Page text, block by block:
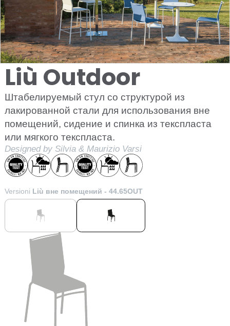
Liù Outdoor
Штабелируемый стул со структурой из
лакированной стали для использования вне
помещений, сидение и спинка из текспласта
или мягкого текспласта.
Designed by Silvia & Maurizio Varsi
Versioni Liù вне помещений - 44.65OUT